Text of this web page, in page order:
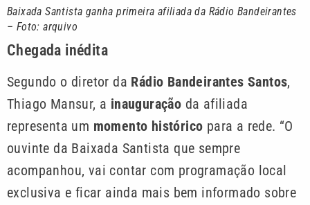
Baixada Santista ganha primeira afiliada da Rádio Bandeirantes
– Foto: arquivo
Chegada inédita
Segundo o diretor da Rádio Bandeirantes Santos,
Thiago Mansur, a inauguração da afiliada
representa um momento histórico para a rede. “O
ouvinte da Baixada Santista que sempre
acompanhou, vai contar com programação local
exclusiva e ficar ainda mais bem informado sobre